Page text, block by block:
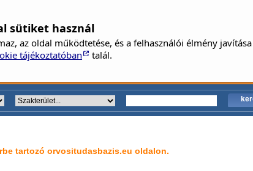
Jelszó
tartozó orvositudasbazis.eu oldalon.
sütiket használ
az oldal működtetése, és a felhasználói élmény
tájékoztatóban talál.